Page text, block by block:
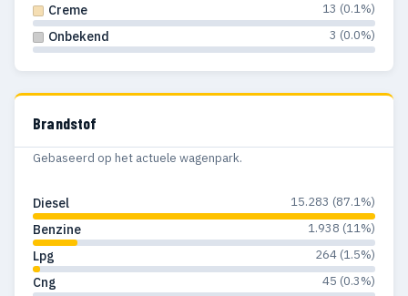
1971 13 13
1969 3 3
1966 1 1
1965 2 2
1964 2
Creme 13 (0.1%)
Onbekend 3 (0.0%)
Brandstof
Gebaseerd op het actuele wagenpark.
Diesel 15.283 (87.1%)
Benzine 1.938 (11%)
Lpg 264 (1.5%)
Cng 45 (0.3%)